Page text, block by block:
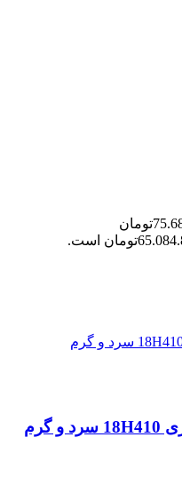
قیمت اصلی 75.680.000تومان